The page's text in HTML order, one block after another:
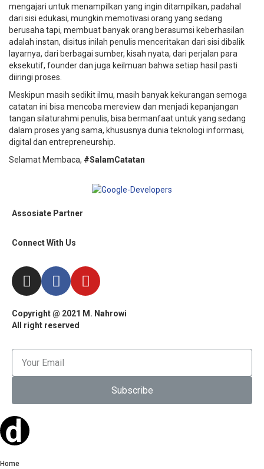
mengajari untuk menampilkan yang ingin ditampilkan, padahal
dari sisi edukasi, mungkin memotivasi orang yang sedang
berusaha tapi, membuat banyak orang berasumsi keberhasilan
adalah instan, disitus inilah penulis menceritakan dari sisi dibalik
layarnya, dari berbagai sumber, kisah nyata, dari perjalan para
eksekutif, founder dan juga keilmuan bahwa setiap hasil pasti
diiringi proses.
Meskipun masih sedikit ilmu, masih banyak kekurangan semoga
catatan ini bisa mencoba mereview dan menjadi kepanjangan
tangan silaturahmi penulis, bisa bermanfaat untuk yang sedang
dalam proses yang sama, khususnya dunia teknologi informasi,
digital dan entrepreneurship.
Selamat Membaca, #SalamCatatan
Assosiate Partner
Connect With Us
Copyright @ 2021 M. Nahrowi
All right reserved
Subscribe
Home